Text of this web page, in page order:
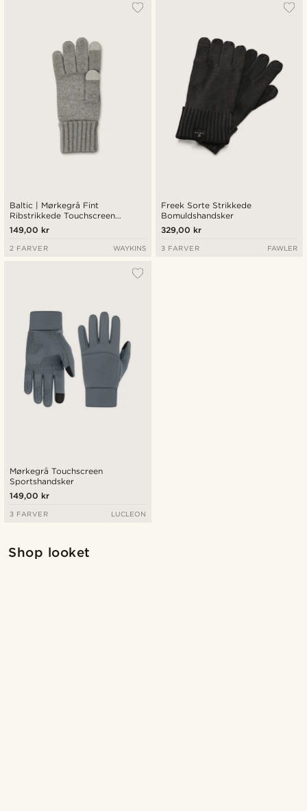
Baltic | Mørkegrå Fint
Ribstrikkede Touchscreen
Handsker
149,00 kr
2 FARVER WAYKINS
Freek Sorte Strikkede
Bomuldshandsker
329,00 kr
3 FARVER FAWLER
Mørkegrå Touchscreen
Sportshandsker
149,00 kr
3 FARVER LUCLEON
Shop looket